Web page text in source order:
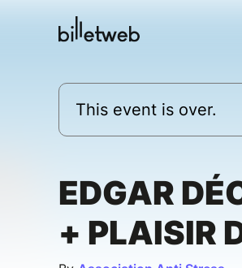
This event is over.
EDGAR
+ PLAISIR